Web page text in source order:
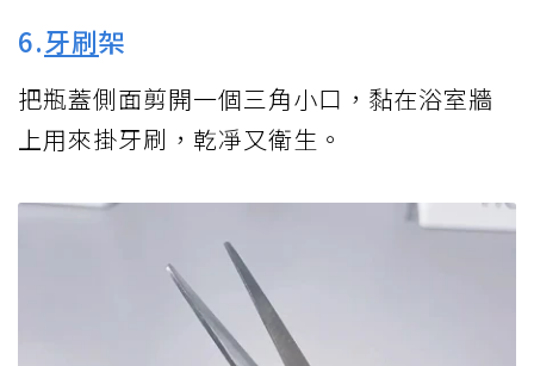
6.牙刷架
把瓶蓋側面剪開一個三角小口，黏在浴室牆
上用來掛牙刷，乾凈又衛生。